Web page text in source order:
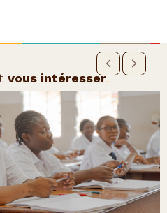
vous intéresser.